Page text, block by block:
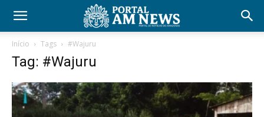
Início Tags #Wajuru
Tag: #Wajuru